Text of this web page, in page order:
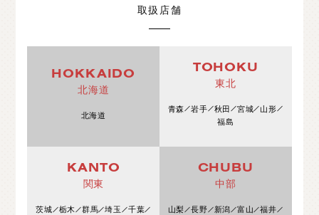
取扱店舗
HOKKAIDO
北海道
北海道
TOHOKU
東北
青森 岩手 秋田 宮城
山形
福島
KANTO
関東
茨城 栃木 群馬 埼玉
千葉
CHUBU
中部
山梨 長野 新潟 富山
福井